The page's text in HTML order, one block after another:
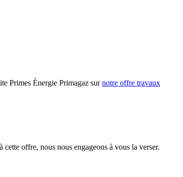
Primes Énergie Primagaz surnotre offre travaux
offre, nous nous engageons à vous la verser.